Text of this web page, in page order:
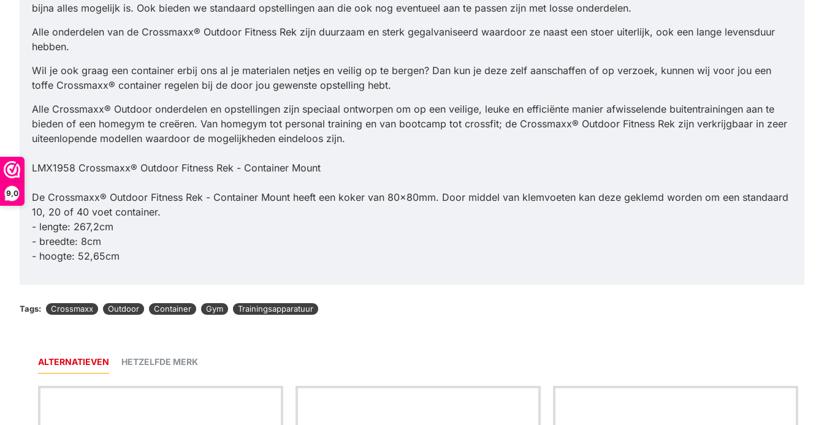
9,0
bijna alles mogelijk is. Ook bieden we standaard opstellingen aan die ook nog eventueel aan te passen zijn met losse onderdelen.
Alle onderdelen van de Crossmaxx® Outdoor Fitness Rek zijn duurzaam en sterk gegalvaniseerd waardoor ze naast een stoer uiterlijk, ook een lange levensduur
hebben.
Wil je ook graag een container erbij ons al je materialen netjes en veilig op te bergen? Dan kun je deze zelf aanschaffen of op verzoek, kunnen wij voor jou een
toffe Crossmaxx® container regelen bij de door jou gewenste opstelling hebt.
Alle Crossmaxx® Outdoor onderdelen en opstellingen zijn speciaal ontworpen om op een veilige, leuke en efficiënte manier afwisselende buitentrainingen aan te
bieden of een homegym te creëren. Van homegym tot personal training en van bootcamp tot crossfit; de Crossmaxx® Outdoor Fitness Rek zijn verkrijgbaar in zeer
uiteenlopende modellen waardoor de mogelijkheden eindeloos zijn.
LMX1958 Crossmaxx® Outdoor Fitness Rek - Container Mount
De Crossmaxx® Outdoor Fitness Rek - Container Mount heeft een koker van 80x80mm. Door middel van klemvoeten kan deze geklemd worden om een standaard
10, 20 of 40 voet container.
- lengte: 267,2cm
- breedte: 8cm
- hoogte: 52,65cm
Tags: Crossmaxx Outdoor Container Gym Trainingsapparatuur
ALTERNATIEVEN HETZELFDE MERK